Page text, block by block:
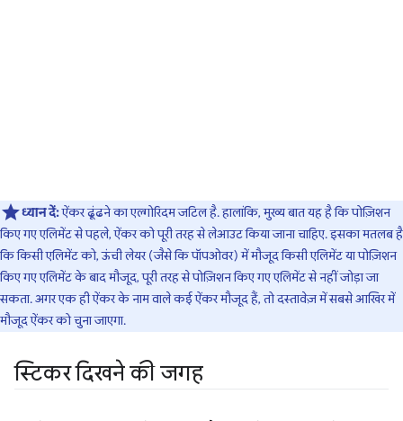
ध्यान दें:ऐंकर ढूंढने का एल्गोरिदम जटिल है. हालांकि, मुख्य बात यह है कि पोज़िशन
किए गए एलिमेंट से पहले, ऐंकर को पूरी तरह से लेआउट किया जाना चाहिए. इसका मतलब है
कि किसी एलिमेंट को, ऊंची लेयर (जैसे कि पॉपओवर) में मौजूद किसी एलिमेंट या पोज़िशन
किए गए एलिमेंट के बाद मौजूद, पूरी तरह से पोज़िशन किए गए एलिमेंट से नहीं जोड़ा जा
सकता. अगर एक ही ऐंकर के नाम वाले कई ऐंकर मौजूद हैं, तो दस्तावेज़ में सबसे आखिर में
मौजूद ऐंकर को चुना जाएगा.
स्टिकर दिखने की जगह